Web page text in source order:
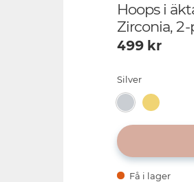
Hoops i
Zirconia,
499kr
Silver
Få i lager